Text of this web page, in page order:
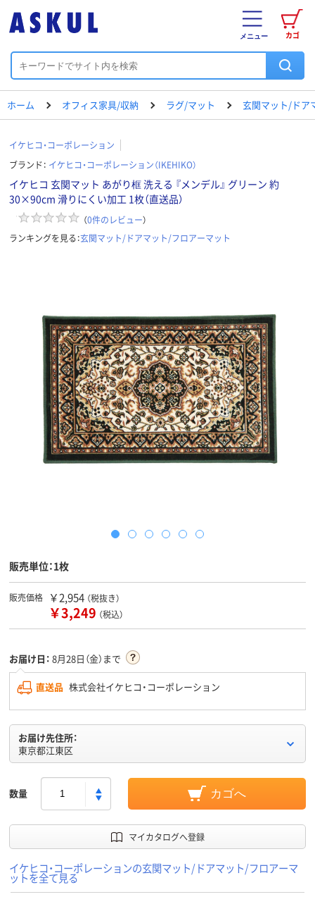
カゴ
メニュー
ホーム オフィス家具/収納 ラグ/マット 玄関マット/ドア
イケヒコ・コーポレーション
ブランド： イケヒコ・コーポレーション（IKEHIKO）
イケヒコ 玄関マット あがり框 洗える 『メンデル』 グリーン 約
30×90cm 滑りにくい加工 1枚（直送品）
（0件のレビュー）
ランキングを見る：玄関マット/ドアマット/フロアーマット
販売単位：1枚
販売価格 ￥2,954 （税抜き）
￥3,249 （税込）
お届け日： 8月28日（金）まで
直送品 株式会社イケヒコ・コーポレーション
お届け先住所：
東京都江東区
数量 カゴへ
マイカタログへ登録
イケヒコ・コーポレーションの玄関マット/ドアマット/フロアーマ
ットを全て見る